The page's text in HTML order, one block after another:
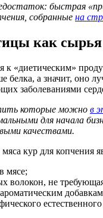
быстрая
собранные на
как
к «диетическим»
белка, а значит, оно
заболеваниями
которые можно в
для начала
качествами.
кур для копчения
мясе;
волокон, не